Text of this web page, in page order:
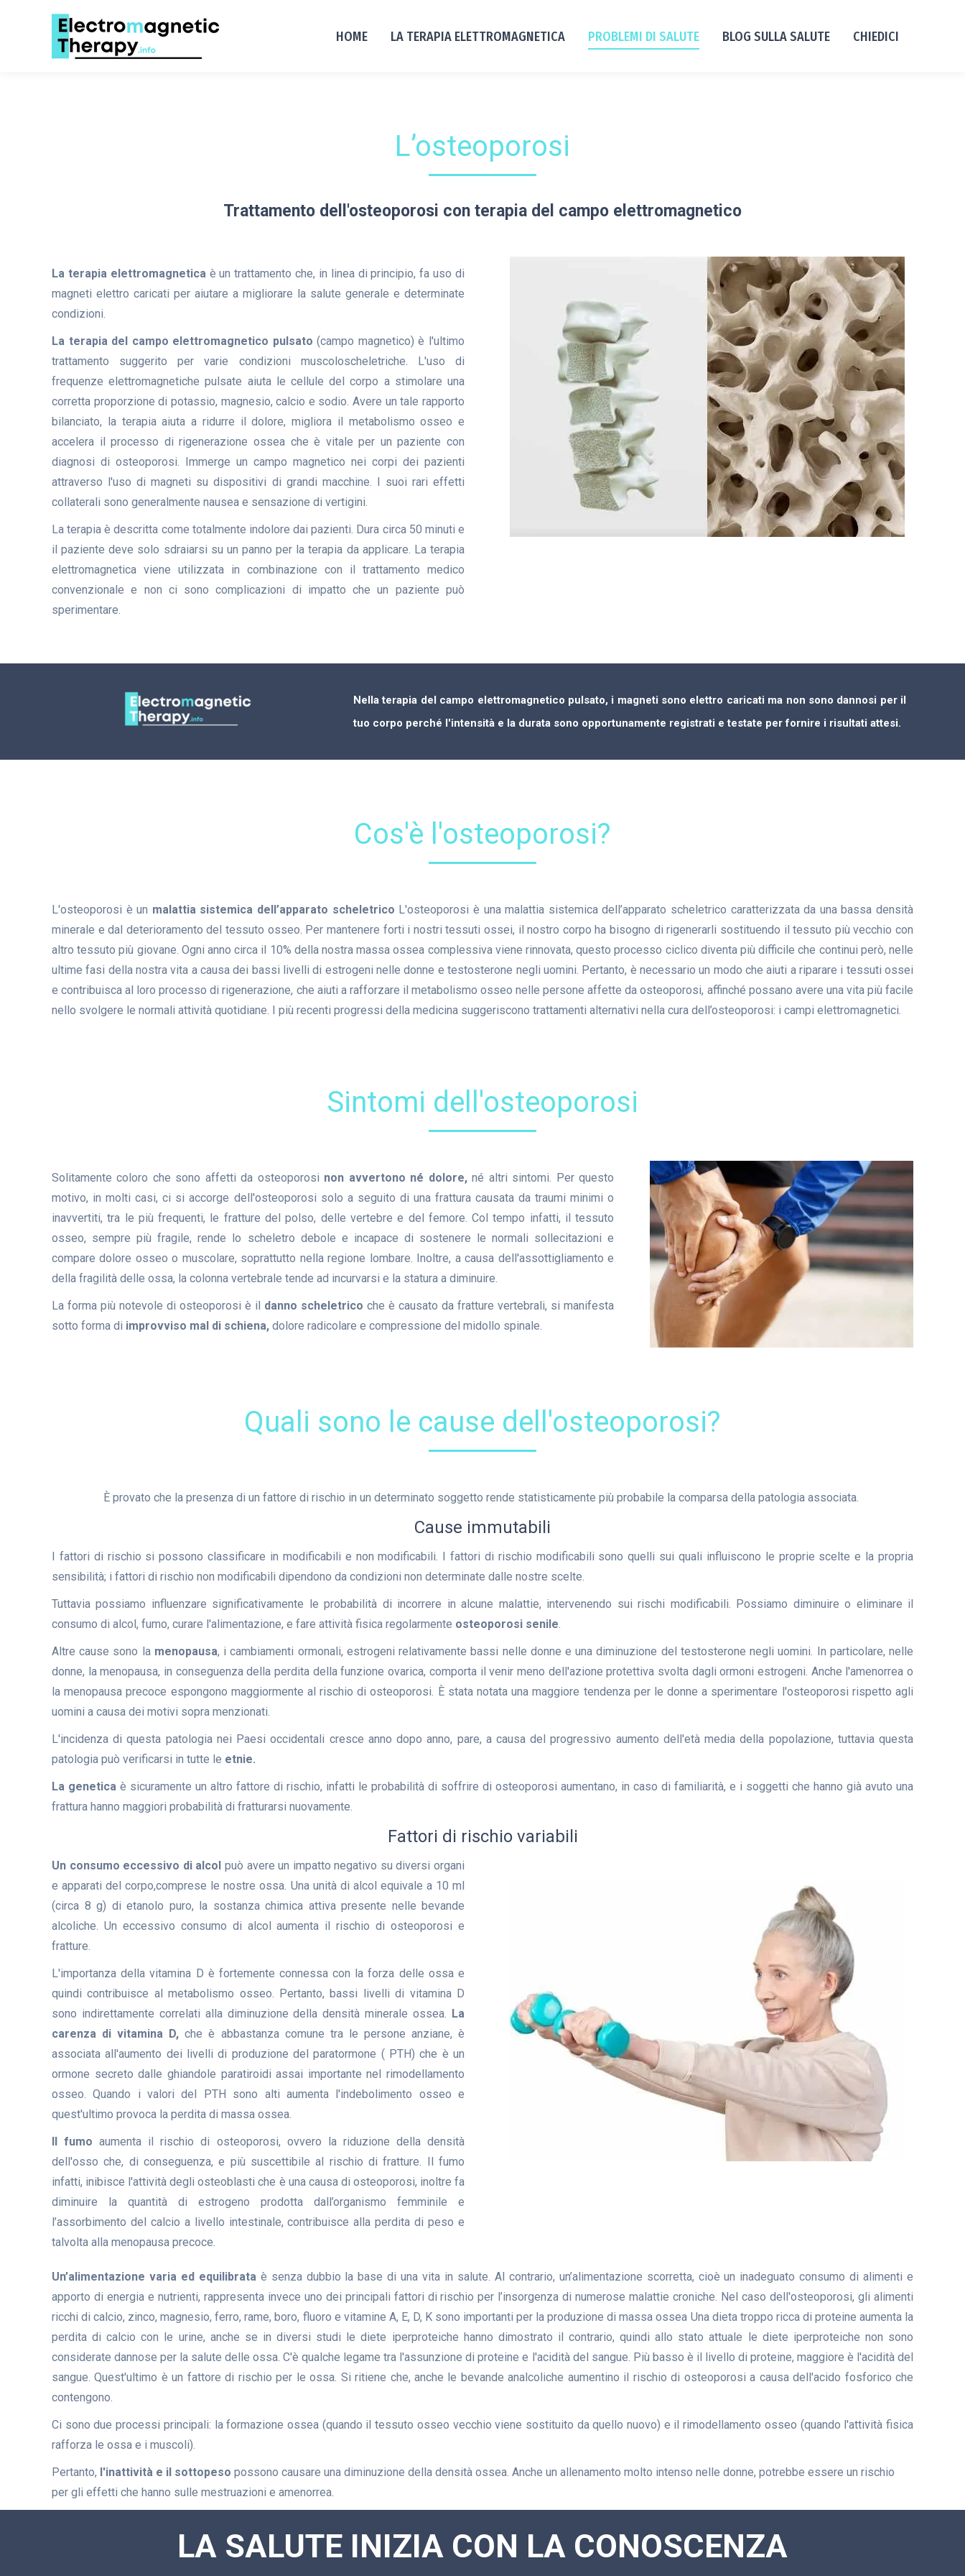
HOME LA TERAPIA ELETTROMAGNETICA PROBLEMI DI SALUTE BLOG SULLA SALUTE CHIEDICI
L’osteoporosi
Trattamento dell'osteoporosi con terapia del campo elettromagnetico
La terapia elettromagneticaè un trattamento che, in linea di principio, fa uso di
magneti elettro caricati per aiutare a migliorare la salute generale e determinate
condizioni.
La terapia del campo elettromagnetico pulsato (campo magnetico) è l'ultimo
trattamento suggerito per varie condizioni muscoloscheletriche. L'uso di
frequenze elettromagnetiche pulsate aiuta le cellule del corpo a stimolare una
corretta proporzione di potassio, magnesio, calcio e sodio. Avere un tale rapporto
bilanciato, la terapia aiuta a ridurre il dolore, migliora il metabolismo osseo e
accelera il processo di rigenerazione ossea che è vitale per un paziente con
diagnosi di osteoporosi. Immerge un campo magnetico nei corpi dei pazienti
attraverso l'uso di magneti su dispositivi di grandi macchine. I suoi rari effetti
collaterali sono generalmente nausea e sensazione di vertigini.
La terapia è descritta come totalmente indolore dai pazienti. Dura circa 50 minuti e
il paziente deve solo sdraiarsi su un panno per la terapia da applicare. La terapia
elettromagnetica viene utilizzata in combinazione con il trattamento medico
convenzionale e non ci sono complicazioni di impatto che un paziente può
sperimentare.
Nella terapia del campo elettromagnetico pulsato, i magneti sono elettro caricati ma non sono dannosi per il
tuo corpo perché l'intensità e la durata sono opportunamente registrati e testate per fornire i risultati attesi.
Cos'è l'osteoporosi?
L'osteoporosi è un malattia sistemica dell’apparato scheletrico L'osteoporosi è una malattia sistemica dell’apparato scheletrico caratterizzata da una bassa densità
minerale e dal deterioramento del tessuto osseo. Per mantenere forti i nostri tessuti ossei, il nostro corpo ha bisogno di rigenerarli sostituendo il tessuto più vecchio con
altro tessuto più giovane. Ogni anno circa il 10% della nostra massa ossea complessiva viene rinnovata, questo processo ciclico diventa più difficile che continui però, nelle
ultime fasi della nostra vita a causa dei bassi livelli di estrogeni nelle donne e testosterone negli uomini. Pertanto, è necessario un modo che aiuti a riparare i tessuti ossei
e contribuisca al loro processo di rigenerazione, che aiuti a rafforzare il metabolismo osseo nelle persone affette da osteoporosi, affinché possano avere una vita più facile
nello svolgere le normali attività quotidiane. I più recenti progressi della medicina suggeriscono trattamenti alternativi nella cura dell’osteoporosi: i campi elettromagnetici.
Sintomi dell'osteoporosi
Solitamente coloro che sono affetti da osteoporosi non avvertono né dolore,né altri sintomi. Per questo
motivo, in molti casi, ci si accorge dell'osteoporosi solo a seguito di una frattura causata da traumi minimi o
inavvertiti, tra le più frequenti, le fratture del polso, delle vertebre e del femore. Col tempo infatti, il tessuto
osseo, sempre più fragile, rende lo scheletro debole e incapace di sostenere le normali sollecitazioni e
compare dolore osseo o muscolare, soprattutto nella regione lombare. Inoltre, a causa dell'assottigliamento e
della fragilità delle ossa, la colonna vertebrale tende ad incurvarsi e la statura a diminuire.
La forma più notevole di osteoporosi è il danno scheletrico che è causato da fratture vertebrali, si manifesta
sotto forma di improvviso mal di schiena, dolore radicolare e compressione del midollo spinale.
Quali sono le cause dell'osteoporosi?
È provato che la presenza di un fattore di rischio in un determinato soggetto rende statisticamente più probabile la comparsa della patologia associata.
Cause immutabili
I fattori di rischio si possono classificare in modificabili e non modificabili. I fattori di rischio modificabili sono quelli sui quali influiscono le proprie scelte e la propria
sensibilità; i fattori di rischio non modificabili dipendono da condizioni non determinate dalle nostre scelte.
Tuttavia possiamo influenzare significativamente le probabilità di incorrere in alcune malattie, intervenendo sui rischi modificabili. Possiamo diminuire o eliminare il
consumo di alcol, fumo, curare l'alimentazione, e fare attività fisica regolarmente osteoporosi senile.
Altre cause sono la menopausa, i cambiamenti ormonali, estrogeni relativamente bassi nelle donne e una diminuzione del testosterone negli uomini. In particolare, nelle
donne, la menopausa, in conseguenza della perdita della funzione ovarica, comporta il venir meno dell'azione protettiva svolta dagli ormoni estrogeni. Anche l'amenorrea o
la menopausa precoce espongono maggiormente al rischio di osteoporosi. È stata notata una maggiore tendenza per le donne a sperimentare l'osteoporosi rispetto agli
uomini a causa dei motivi sopra menzionati.
L'incidenza di questa patologia nei Paesi occidentali cresce anno dopo anno, pare, a causa del progressivo aumento dell'età media della popolazione, tuttavia questa
patologia può verificarsi in tutte le etnie.
La genetica è sicuramente un altro fattore di rischio, infatti le probabilità di soffrire di osteoporosi aumentano, in caso di familiarità, e i soggetti che hanno già avuto una
frattura hanno maggiori probabilità di fratturarsi nuovamente.
Fattori di rischio variabili
Un consumo eccessivo di alcol può avere un impatto negativo su diversi organi
e apparati del corpo,comprese le nostre ossa. Una unità di alcol equivale a 10 ml
(circa 8 g) di etanolo puro, la sostanza chimica attiva presente nelle bevande
alcoliche. Un eccessivo consumo di alcol aumenta il rischio di osteoporosi e
fratture.
L'importanza della vitamina D è fortemente connessa con la forza delle ossa e
quindi contribuisce al metabolismo osseo. Pertanto, bassi livelli di vitamina D
sono indirettamente correlati alla diminuzione della densità minerale ossea. La
carenza di vitamina D, che è abbastanza comune tra le persone anziane, è
associata all'aumento dei livelli di produzione del paratormone ( PTH) che è un
ormone secreto dalle ghiandole paratiroidi assai importante nel rimodellamento
osseo. Quando i valori del PTH sono alti aumenta l'indebolimento osseo e
quest'ultimo provoca la perdita di massa ossea.
Il fumo aumenta il rischio di osteoporosi, ovvero la riduzione della densità
dell'osso che, di conseguenza, e più suscettibile al rischio di fratture. Il fumo
infatti, inibisce l'attività degli osteoblasti che è una causa di osteoporosi, inoltre fa
diminuire la quantità di estrogeno prodotta dall’organismo femminile e
l’assorbimento del calcio a livello intestinale, contribuisce alla perdita di peso e
talvolta alla menopausa precoce.
Un’alimentazione varia ed equilibrataè senza dubbio la base di una vita in salute. Al contrario, un’alimentazione scorretta, cioè un inadeguato consumo di alimenti e
apporto di energia e nutrienti, rappresenta invece uno dei principali fattori di rischio per l’insorgenza di numerose malattie croniche. Nel caso dell'osteoporosi, gli alimenti
ricchi di calcio, zinco, magnesio, ferro, rame, boro, fluoro e vitamine A, E, D, K sono importanti per la produzione di massa ossea Una dieta troppo ricca di proteine aumenta la
perdita di calcio con le urine, anche se in diversi studi le diete iperproteiche hanno dimostrato il contrario, quindi allo stato attuale le diete iperproteiche non sono
considerate dannose per la salute delle ossa. C'è qualche legame tra l'assunzione di proteine e l'acidità del sangue. Più basso è il livello di proteine, maggiore è l'acidità del
sangue. Quest'ultimo è un fattore di rischio per le ossa. Si ritiene che, anche le bevande analcoliche aumentino il rischio di osteoporosi a causa dell'acido fosforico che
contengono.
Ci sono due processi principali: la formazione ossea (quando il tessuto osseo vecchio viene sostituito da quello nuovo) e il rimodellamento osseo (quando l'attività fisica
rafforza le ossa e i muscoli).
Pertanto, l'inattività e il sottopeso possono causare una diminuzione della densità ossea. Anche un allenamento molto intenso nelle donne, potrebbe essere un rischio
per gli effetti che hanno sulle mestruazioni e amenorrea.
LA SALUTE INIZIA CON LA CONOSCENZA